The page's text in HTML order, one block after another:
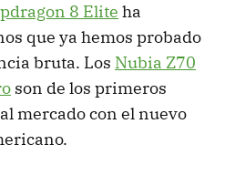
8 Elite ha
que ya hemos probado
bruta. Los Nubia Z70
son de los primeros
mercado con el nuevo